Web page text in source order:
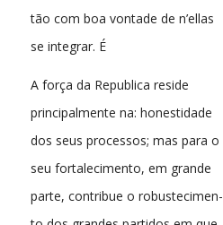
tão com boa vontade de n’ellas
se integrar. É
A força da Republica reside
principalmente na: honestidade
dos seus processos; mas para o
seu fortalecimento, em grande
parte, contribue o robustecimen-